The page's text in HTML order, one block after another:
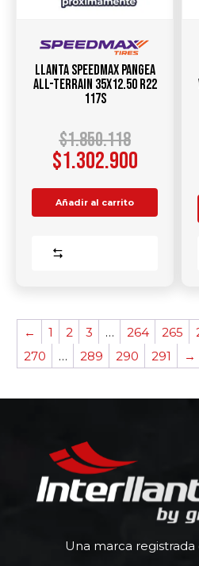
Llanta SPEEDMAX Pangea
All-Terrain 35X12.50 R22
117S
$1.850.118
$1.302.900
Añadir al carrito
← 1 2 3 … 264 265
270
… 289 290 291 →
Una marca